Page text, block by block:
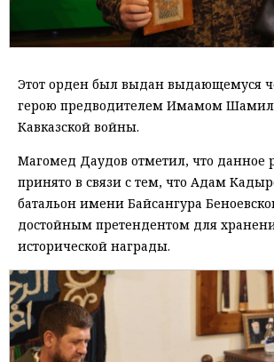
Этот орден был выдан выдающемуся
герою предводителем Имамом
Кавказской войны.
Магомед Даудов отметил, что данное
принято в связи с тем, что Адам
батальон имени Байсангура
достойным претендентом для
исторической награды.